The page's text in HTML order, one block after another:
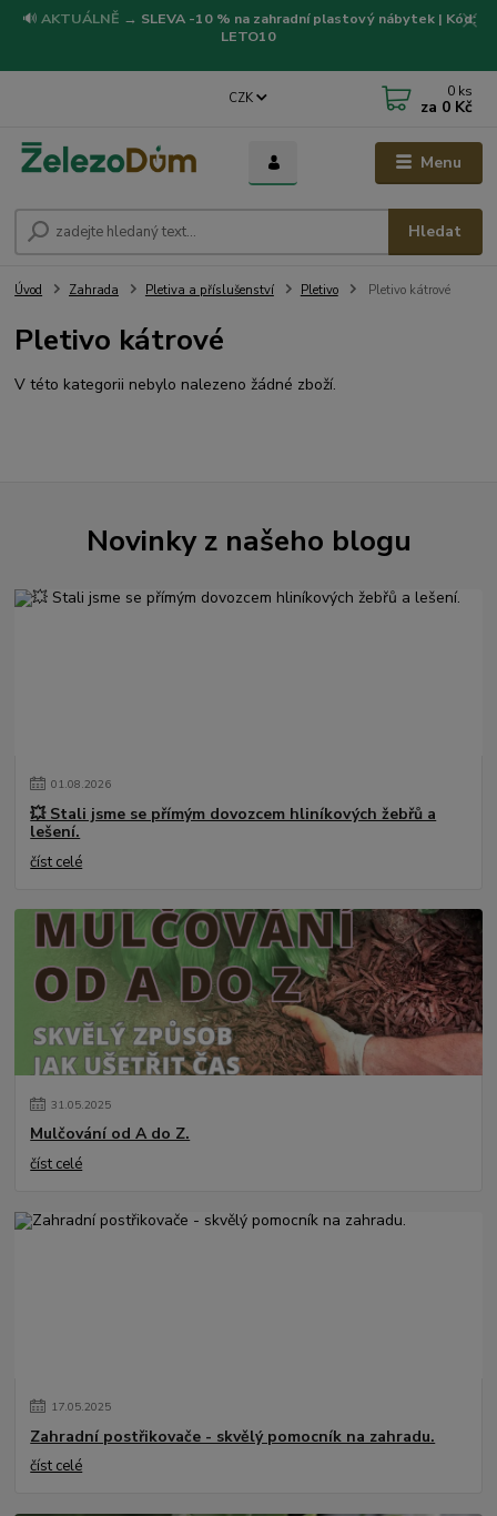
🔊 AKTUÁLNĚ → SLEVA -10 % na zahradní plastový nábytek | Kód:
LETO10
Menu
CZK
Hledat
0 ks
za 0 Kč
Úvod Zahrada Pletiva a příslušenství Pletivo Pletivo kátrové
Pletivo kátrové
V této kategorii nebylo nalezeno žádné zboží.
Novinky z našeho blogu
01.08.2026
💥 Stali jsme se přímým dovozcem hliníkových žebřů a
lešení.
číst celé
31.05.2025
Mulčování od A do Z.
číst celé
17.05.2025
Zahradní postřikovače - skvělý pomocník na zahradu.
číst celé